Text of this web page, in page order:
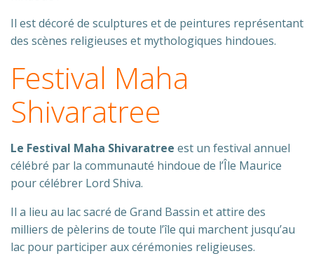
Il est décoré de sculptures et de peintures représentant
des scènes religieuses et mythologiques hindoues.
Festival Maha
Shivaratree
Le Festival Maha Shivaratree est un festival annuel
célébré par la communauté hindoue de l’Île Maurice
pour célébrer Lord Shiva.
Il a lieu au lac sacré de Grand Bassin et attire des
milliers de pèlerins de toute l’île qui marchent jusqu’au
lac pour participer aux cérémonies religieuses.